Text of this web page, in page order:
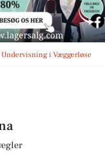
Undervisning i Væggerløse